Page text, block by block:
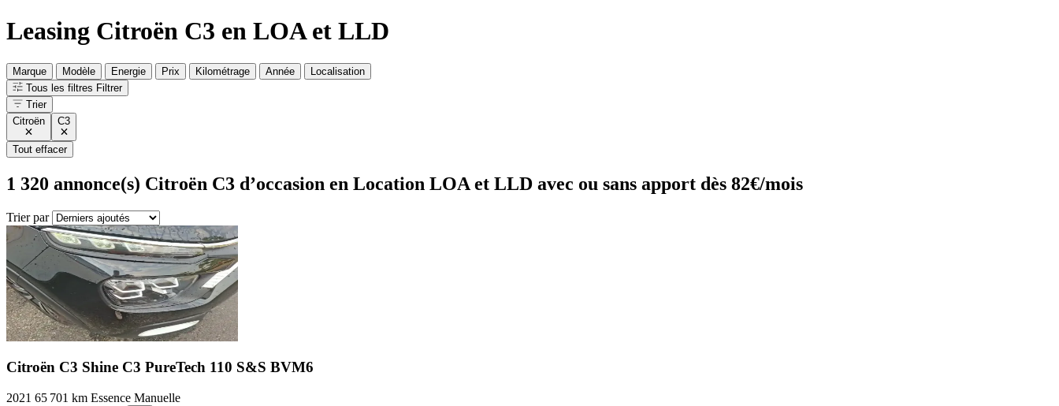
Leasing Citroën C3 en LOA et LLD
Marque Modèle Energie Prix Kilométrage Année
Localisation
Tous les filtres Filtrer
Trier
Citroën
C3
Tout effacer
1 320 annonce(s) Citroën C3 d’occasion en Location LOA et LLD avec ou sans apport dès 82€/mois
Trier par
Citroën C3 Shine C3 PureTech 110 S&S BVM6
2021 65 701 km Essence Manuelle